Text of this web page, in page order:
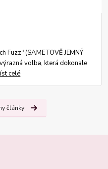
Fuzz" (SAMETOVĚ JEMNÝ
volba, která dokonale
celé
články